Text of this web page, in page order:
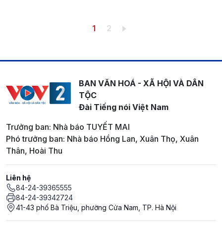
Trang hiện thời
1 Trang
2
BAN VĂN HOÁ - XÃ HỘI VÀ DÂN
TỘC
Đài Tiếng nói Việt Nam
Trưởng ban: Nhà báo TUYẾT MAI
Phó trưởng ban: Nhà báo Hồng Lan, Xuân Thọ, Xuân
Thân, Hoài Thu
Liên hệ
84-24-39365555
84-24-39342724
41-43 phố Bà Triệu, phường Cửa Nam, TP. Hà Nội